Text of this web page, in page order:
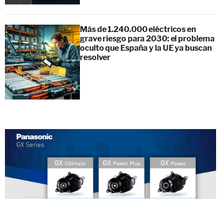
Más de 1.240.000 eléctricos en
grave riesgo para 2030: el problema
oculto que España y la UE ya buscan
resolver